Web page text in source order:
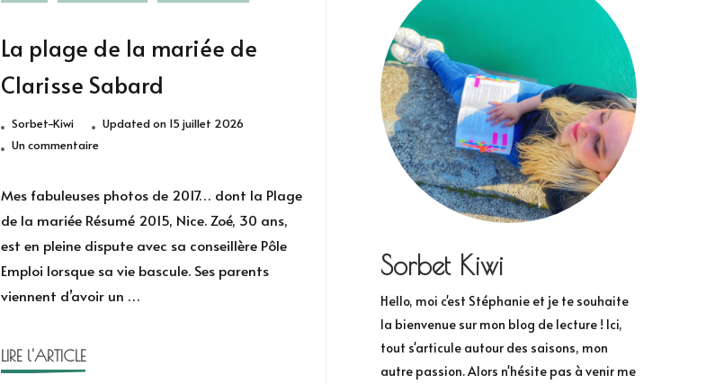
La plage de la mariée de
Clarisse Sabard
Sorbet-Kiwi Updated on 15 juillet 2026
Un commentairesur
plage
de
la
mariée
de
Clarisse
Mes fabuleuses photos de 2017… dont la Plage
de la mariée Résumé 2015, Nice. Zoé, 30 ans,
est en pleine dispute avec sa conseillère Pôle
Emploi lorsque sa vie bascule. Ses parents
viennent d’avoir un …
LIRE l'ARTICLE
Sorbet Kiwi
Hello, moi c'est Stéphanie et je te souhaite
la bienvenue sur mon blog de lecture ! Ici,
tout s'articule autour des saisons, mon
autre passion. Alors n'hésite pas à venir me